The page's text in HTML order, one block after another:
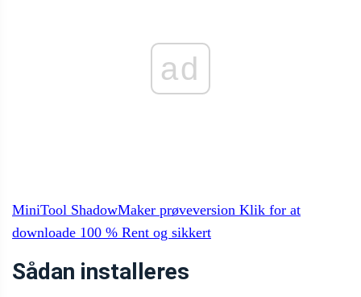
ad
MiniTool ShadowMaker prøveversion Klik for at
downloade 100 % Rent og sikkert
Sådan installeres